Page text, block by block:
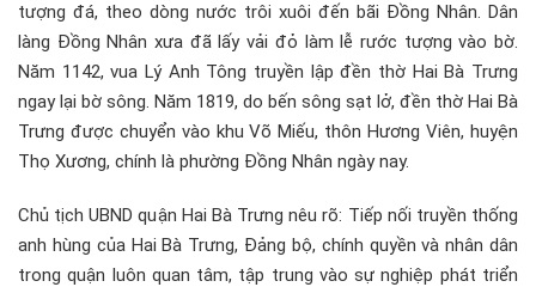
tượng đá, theo dòng nước trôi xuôi đến bãi Đồng Nhân. Dân
làng Đồng Nhân xưa đã lấy vải đỏ làm lễ rước tượng vào bờ.
Năm 1142, vua Lý Anh Tông truyền lập đền thờ Hai Bà Trưng
ngay lại bờ sông. Năm 1819, do bến sông sạt lở, đền thờ Hai Bà
Trưng được chuyển vào khu Võ Miếu, thôn Hương Viên, huyện
Thọ Xương, chính là phường Đồng Nhân ngày nay.
Chủ tịch UBND quận Hai Bà Trưng nêu rõ: Tiếp nối truyền thống
anh hùng của Hai Bà Trưng, Đảng bộ, chính quyền và nhân dân
trong quận luôn quan tâm, tập trung vào sự nghiệp phát triển